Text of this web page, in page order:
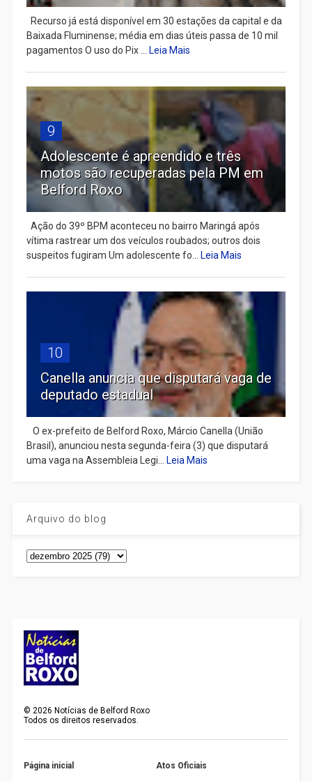
Recurso já está disponível em 30 estações da capital e da
Baixada Fluminense; média em dias úteis passa de 10 mil
pagamentos O uso do Pix ... Leia Mais
9
Adolescente é apreendido e três
motos são recuperadas pela PM em
Belford Roxo
Ação do 39º BPM aconteceu no bairro Maringá após
vítima rastrear um dos veículos roubados; outros dois
suspeitos fugiram Um adolescente fo... Leia Mais
10
Canella anuncia que disputará vaga de
deputado estadual
​ O ex-prefeito de Belford Roxo, Márcio Canella (União
Brasil), anunciou nesta segunda-feira (3) que disputará
uma vaga na Assembleia Legi... Leia Mais
Arquivo do blog
© 2026 Notícias de Belford Roxo
Todos os direitos reservados.
Página inicial Atos Oficiais